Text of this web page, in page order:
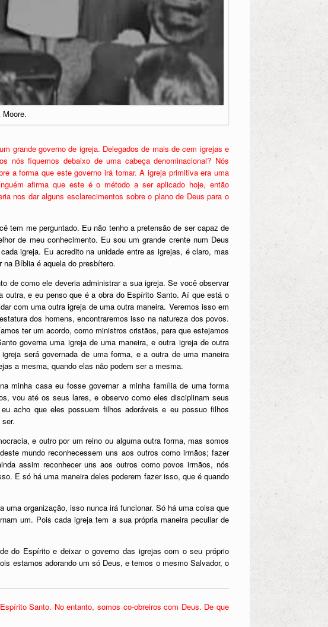
grande governo de igreja. Delegados de mais de cem igrejas e
nós fiquemos debaixo de uma cabeça denominacional? Nós
a forma que este governo irá tomar. A igreja primitiva era uma
afirma que este é o método a ser aplicado hoje, então
nos dar alguns esclarecimentos sobre o plano de Deus para o
tem me perguntado. Eu não tenho a pretensão de ser capaz de
de meu conhecimento. Eu sou um grande crente num Deus
igreja. Eu acredito na unidade entre as igrejas, é claro, mas
Bíblia é aquela do presbítero.
de como ele deveria administrar a sua igreja. Se você observar
outra, e eu penso que é a obra do Espírito Santo. Aí que está o
com uma outra igreja de uma outra maneira. Veremos isso em
dos homens, encontraremos isso na natureza dos povos.
ter um acordo, como ministros cristãos, para que estejamos
governa uma igreja de uma maneira, e outra igreja de outra
será governada de uma forma, e a outra de uma maneira
a mesma, quando elas não podem ser a mesma.
minha casa eu fosse governar a minha família de uma forma
vou até os seus lares, e observo como eles disciplinam seus
acho que eles possuem filhos adoráveis e eu possuo filhos
e outro por um reino ou alguma outra forma, mas somos
mundo reconhecessem uns aos outros como irmãos; fazer
assim reconhecer uns aos outros como povos irmãos, nós
E só há uma maneira deles poderem fazer isso, que é quando
organização, isso nunca irá funcionar. Só há uma coisa que
um. Pois cada igreja tem a sua própria maneira peculiar de
do Espírito e deixar o governo das igrejas com o seu próprio
estamos adorando um só Deus, e temos o mesmo Salvador, o
Santo. No entanto, somos co-obreiros com Deus. De que